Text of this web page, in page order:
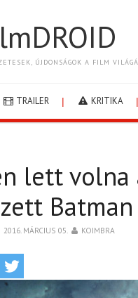
ÚJDONSÁGOK A FILM
TRAILER KRITIKA
lett volna
Batman
2016. MÁRCIUS 05. KOIMBRA